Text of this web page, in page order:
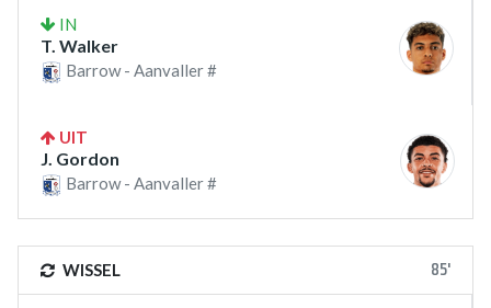
IN
T. Walker
Barrow - Aanvaller #
UIT
J. Gordon
Barrow - Aanvaller #
WISSEL 85'